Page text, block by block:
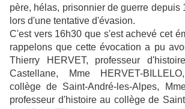
père, hélas, prisonnier de guerre depuis
lors d'une tentative d'évasion.
C'est vers 16h30 que s'est achevé cet
rappelons que cette évocation a pu
Thierry HERVET, professeur
Castellane, Mme HERVET-
collège de Saint-André-les-Alpes,
professeur d'histoire au collège de